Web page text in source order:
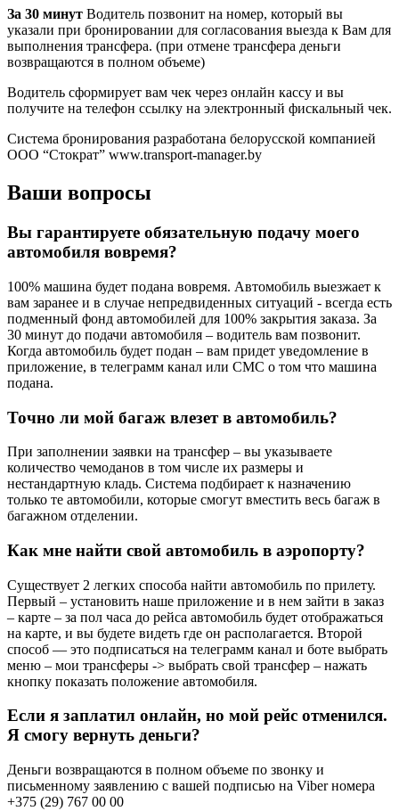
За 30 минут Водитель позвонит на номер, который вы
указали при бронировании для согласования выезда к Вам для
выполнения трансфера. (при отмене трансфера деньги
возвращаются в полном объеме)
Водитель сформирует вам чек через онлайн кассу и вы
получите на телефон ссылку на электронный фискальный чек.
Система бронирования разработана белорусской компанией
ООО “Стократ” www.transport-manager.by
Ваши вопросы
Вы гарантируете обязательную подачу моего
автомобиля вовремя?
100% машина будет подана вовремя. Автомобиль выезжает к
вам заранее и в случае непредвиденных ситуаций - всегда есть
подменный фонд автомобилей для 100% закрытия заказа. За
30 минут до подачи автомобиля – водитель вам позвонит.
Когда автомобиль будет подан – вам придет уведомление в
приложение, в телеграмм канал или СМС о том что машина
подана.
Точно ли мой багаж влезет в автомобиль?
При заполнении заявки на трансфер – вы указываете
количество чемоданов в том числе их размеры и
нестандартную кладь. Система подбирает к назначению
только те автомобили, которые смогут вместить весь багаж в
багажном отделении.
Как мне найти свой автомобиль в аэропорту?
Существует 2 легких способа найти автомобиль по прилету.
Первый – установить наше приложение и в нем зайти в заказ
– карте – за пол часа до рейса автомобиль будет отображаться
на карте, и вы будете видеть где он располагается. Второй
способ — это подписаться на телеграмм канал и боте выбрать
меню – мои трансферы -> выбрать свой трансфер – нажать
кнопку показать положение автомобиля.
Если я заплатил онлайн, но мой рейс отменился.
Я смогу вернуть деньги?
Деньги возвращаются в полном объеме по звонку и
письменному заявлению с вашей подписью на Viber номера
+375 (29) 767 00 00